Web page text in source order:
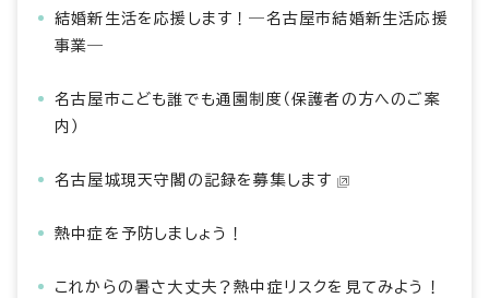
結婚新生活を応援します！―名古屋市結婚新生活応援
事業―
名古屋市こども誰でも通園制度（保護者の方へのご案
内）
名古屋城現天守閣の記録を募集します
熱中症を予防しましょう！
これからの暑さ大丈夫？熱中症リスクを見てみよう！